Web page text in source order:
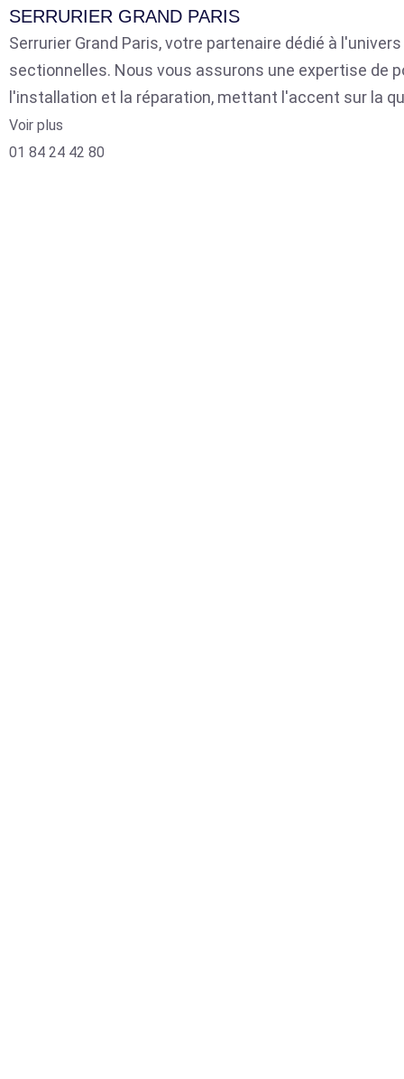
SERRURIER GRAND PARIS
Serrurier Grand Paris, votre partenaire dédié à
sectionnelles. Nous vous assurons une expertise de
l'installation et la réparation, mettant l'accent sur la
Voir plus
01 84 24 42 80